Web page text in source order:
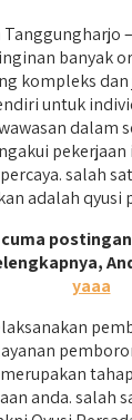
banyak
kompleks
untuk
dalam
salah
adalah qyusi
cuma
yaaa
anda. salah